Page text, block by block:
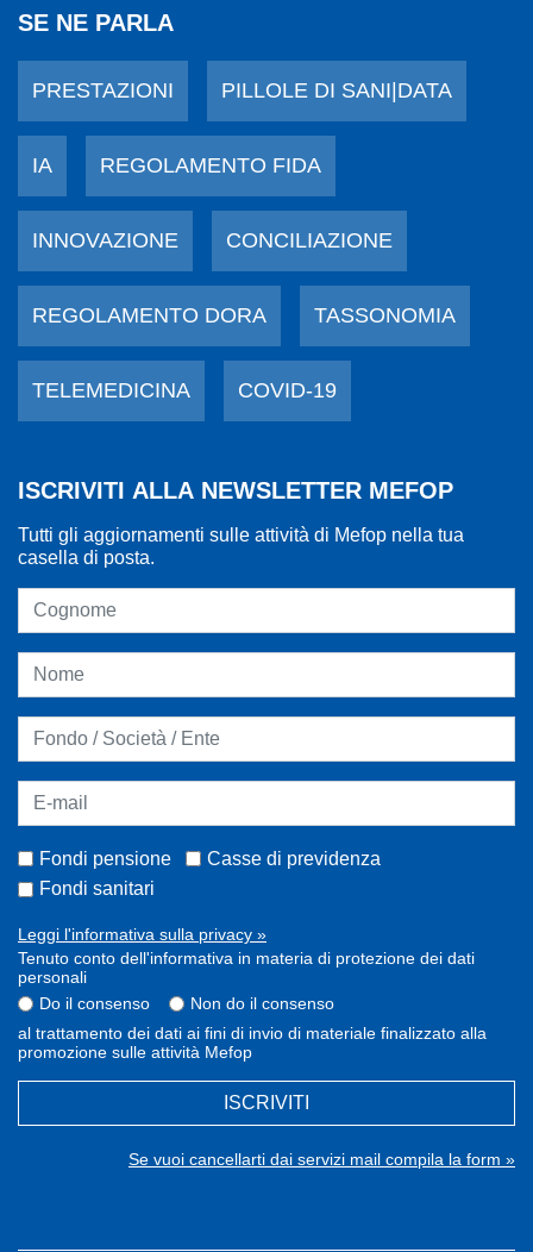
SE NE PARLA
PRESTAZIONI PILLOLE DI SANI|DATA
IA REGOLAMENTO FIDA
INNOVAZIONE CONCILIAZIONE
REGOLAMENTO DORA TASSONOMIA
TELEMEDICINA COVID-19
ISCRIVITI ALLA NEWSLETTER MEFOP
Tutti gli aggiornamenti sulle attività di Mefop nella tua
casella di posta.
Fondi pensione
Casse di previdenza
Fondi sanitari
Leggi l'informativa sulla privacy »
Tenuto conto dell'informativa in materia di protezione dei dati
personali
Do il consenso
Non do il consenso
al trattamento dei dati ai fini di invio di materiale finalizzato alla
promozione sulle attività Mefop
ISCRIVITI
Se vuoi cancellarti dai servizi mail compila la form »